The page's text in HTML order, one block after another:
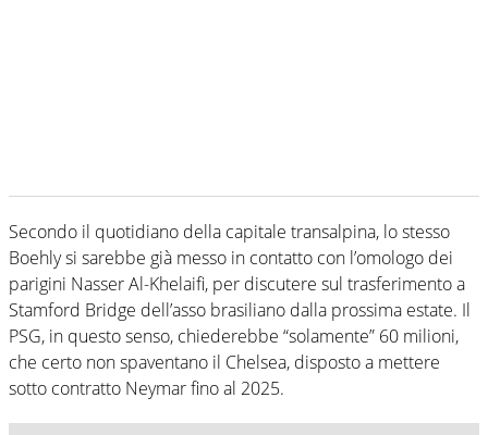
Secondo il quotidiano della capitale transalpina, lo stesso
Boehly si sarebbe già messo in contatto con l’omologo dei
parigini Nasser Al-Khelaifi, per discutere sul trasferimento a
Stamford Bridge dell’asso brasiliano dalla prossima estate. Il
PSG, in questo senso, chiederebbe “solamente” 60 milioni,
che certo non spaventano il Chelsea, disposto a mettere
sotto contratto Neymar fino al 2025.